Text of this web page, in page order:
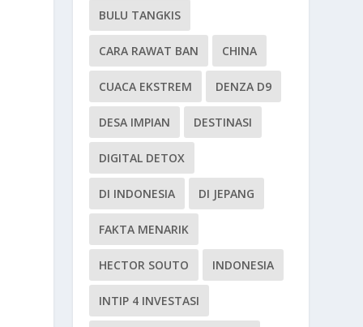
BULU TANGKIS
CARA RAWAT BAN CHINA
CUACA EKSTREM DENZA D9
DESA IMPIAN DESTINASI
DIGITAL DETOX
DI INDONESIA DI JEPANG
FAKTA MENARIK
HECTOR SOUTO INDONESIA
INTIP 4 INVESTASI